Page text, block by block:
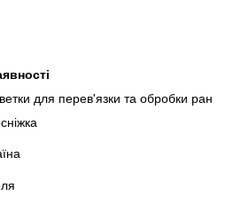
для перев'язки та обробки ран